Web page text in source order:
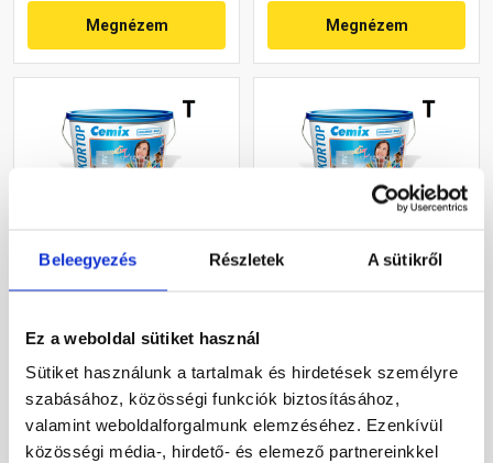
Beleegyezés Részletek A sütikről
Ez a weboldal sütiket használ
Sütiket használunk a tartalmak és hirdetések személyre
szabásához, közösségi funkciók biztosításához,
valamint weboldalforgalmunk elemzéséhez. Ezenkívül
közösségi média-, hirdető- és elemező partnereinkkel
Megnézem Megnézem
intense 15 l
Rendelésre
78 560 Ft/ vödör
17 458 Ft / l
Rendelésre
70 415 Ft/ vödör
15 648 Ft / l